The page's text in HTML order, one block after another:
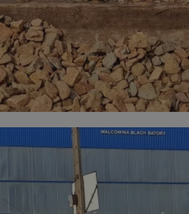
1 rok
Ten plik cookie przechowuje
1 rok
Ten plik cookie przechowuje
4 tygodnie 2 dni
Ten plik cookie jest używany
Script.com do zapamiętywania
dotyczących zgody
Jest to konieczne, aby baner
Script.com działał poprawnie.
Inc.
29 minut 53
sekundy
Ten plik cookie służy do
botów. Jest to korzystne dla
ponieważ umożliwia tworzenie
na temat korzystania z jej
prywatności podczas
i ustawień zgody, zapewniając
w kolejnych wizytach. Dzięki
Sesja
doświadczenia użytkownika.